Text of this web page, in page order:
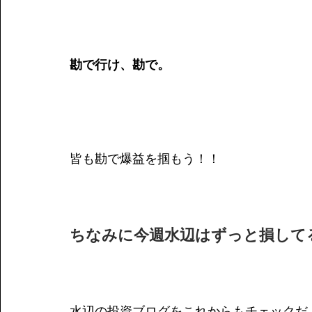
勘で行け、勘で。
皆も勘で爆益を掴もう！！
ちなみに今週水辺はずっと損して